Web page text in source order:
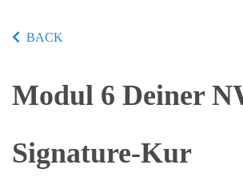
BACK
Modul 6 Deiner
Signature-Kur